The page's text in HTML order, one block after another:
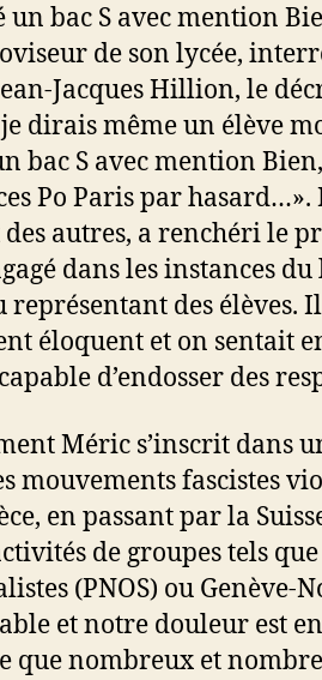
un bac S avec mention
de son lycée,
Jacques Hillion, le
dirais même un élève
bac S avec mention
Po Paris par
autres, a renchéri le
dans les instances du
représentant des élèves.
éloquent et on sentait
d’endosser des
Méric s’inscrit dans
mouvements fascistes
en passant par la
de groupes tels
(PNOS) ou Genève-
et notre douleur est
que nombreux et